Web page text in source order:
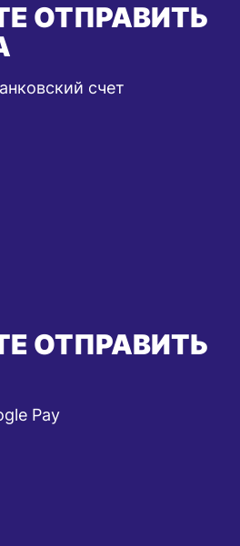
ОТПРАВИТЬ
счет
ОТПРАВИТЬ
Pay